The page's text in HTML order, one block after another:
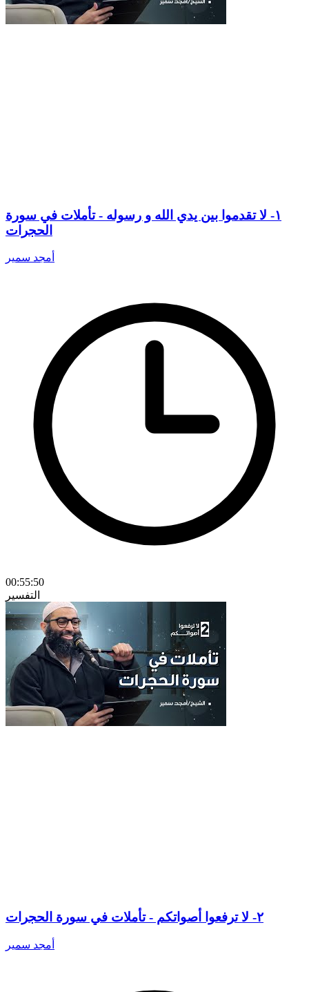
١- لا تقدموا بين يدي الله و رسوله - تأملات في سورة
الحجرات
أمجد سمير
00:55:50
التفسير
٢- لا ترفعوا أصواتكم - تأملات في سورة الحجرات
أمجد سمير